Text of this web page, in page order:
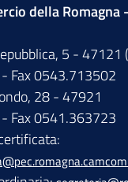
della Romagna
5 - 47121
Fax 0543.713502
28 - 47921
Fax 0541.363723